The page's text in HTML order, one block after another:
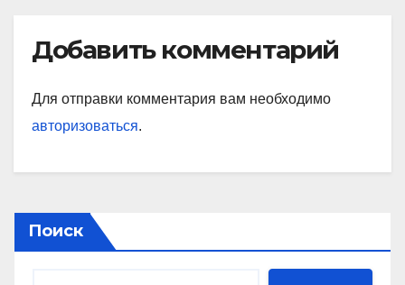
Добавить комментарий
Для отправки комментария вам необходимо
авторизоваться.
Поиск